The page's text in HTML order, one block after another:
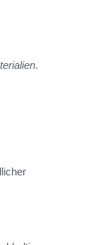
.